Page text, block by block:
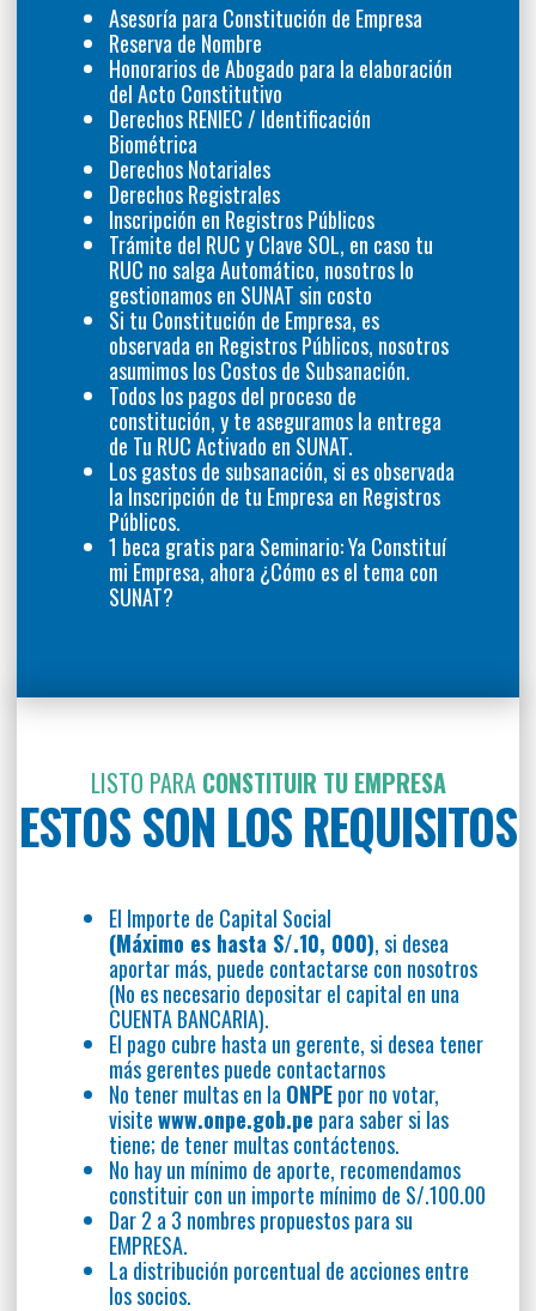
Asesoría para Constitución de Empresa
Reserva de Nombre
Honorarios de Abogado para la elaboración
del Acto Constitutivo
Derechos RENIEC / Identificación
Biométrica
Derechos Notariales
Derechos Registrales
Inscripción en Registros Públicos
Trámite del RUC y Clave SOL, en caso tu
RUC no salga Automático, nosotros lo
gestionamos en SUNAT sin costo
Si tu Constitución de Empresa, es
observada en Registros Públicos, nosotros
asumimos los Costos de Subsanación.
Todos los pagos del proceso de
constitución, y te aseguramos la entrega
de Tu RUC Activado en SUNAT.
Los gastos de subsanación, si es observada
la Inscripción de tu Empresa en Registros
Públicos.
1 beca gratis para Seminario: Ya Constituí
mi Empresa, ahora ¿Cómo es el tema con
SUNAT?
LISTO PARA CONSTITUIR TU EMPRESA
ESTOS SON LOS REQUISITOS
El Importe de Capital Social
(Máximo es hasta S/.10, 000), si desea
aportar más, puede contactarse con nosotros
(No es necesario depositar el capital en una
CUENTA BANCARIA).
El pago cubre hasta un gerente, si desea tener
más gerentes puede contactarnos
No tener multas en la ONPEpor no votar,
visitewww.onpe.gob.pe para saber si las
tiene; de tener multas contáctenos.
No hay un mínimo de aporte, recomendamos
constituir con un importe mínimo de S/.100.00
Dar 2 a 3 nombres propuestos para su
EMPRESA.
La distribución porcentual de acciones entre
los socios.